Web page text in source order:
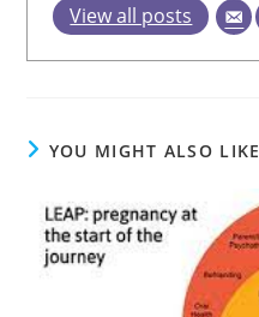
View all posts
YOU MIGHT ALSO LIKE